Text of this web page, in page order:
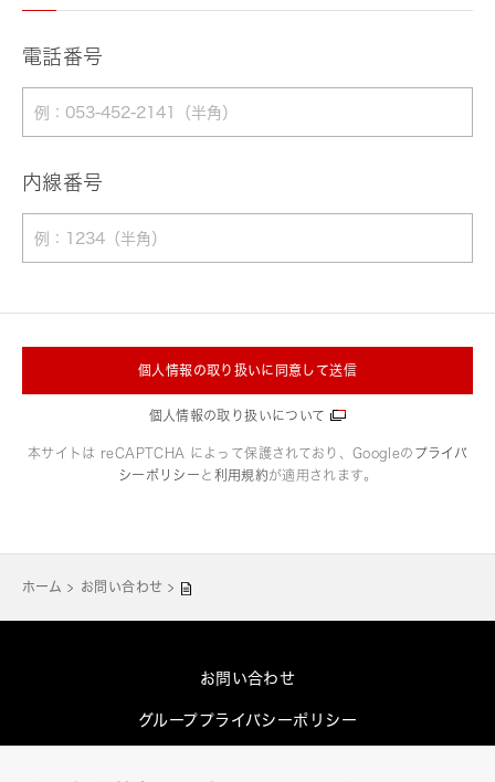
電話番号
内線番号
個人情報の取り扱いに同意して送信
個人情報の取り扱いについて
本サイトは reCAPTCHA によって保護されており、Googleの プライバ
シーポリシー と 利用規約が適用されます。
ホーム お問い合わせ
お問い合わせ
グループプライバシーポリシー